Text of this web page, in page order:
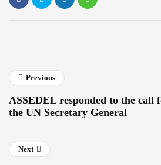
Previous
ASSEDEL responded to the call
the UN Secretary General
Next